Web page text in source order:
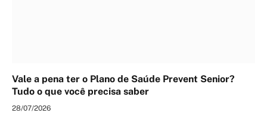
Vale a pena ter o Plano de Saúde Prevent Senior?
Tudo o que você precisa saber
28/07/2026